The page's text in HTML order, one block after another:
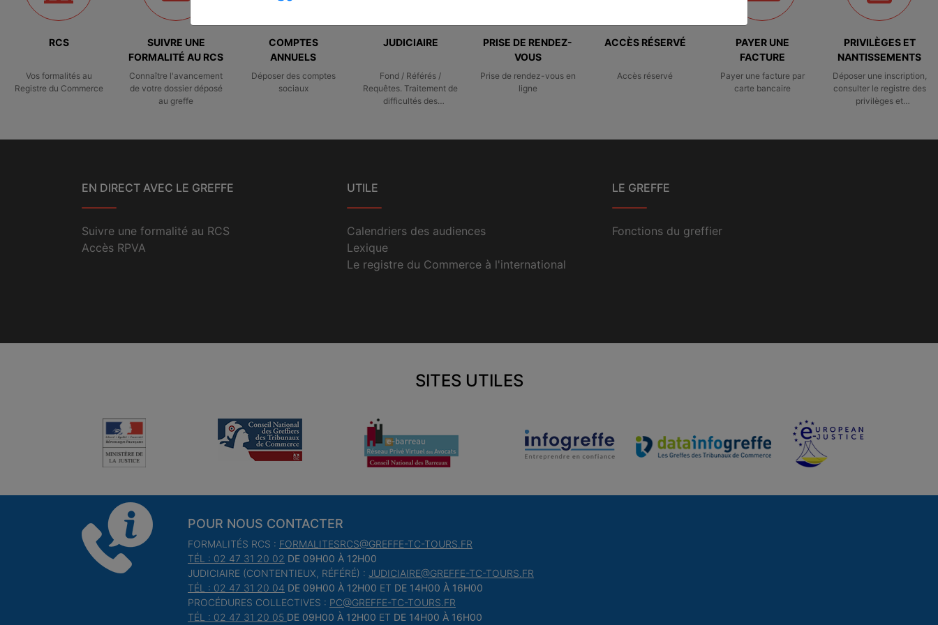
RCS
Vos formalités au
Registre du Commerce
SUIVRE UNE
FORMALITÉ AU RCS
Connaître l'avancement
de votre dossier déposé
au greffe
COMPTES
ANNUELS
Déposer des comptes
sociaux
JUDICIAIRE
Fond / Référés /
Requêtes. Traitement de
difficultés des
PRISE DE RENDEZ-
VOUS
Prise de rendez-vous en
ligne
ACCÈS RÉSERVÉ
Accès réservé
PAYER UNE
FACTURE
Payer une facture par
carte bancaire
PRIVILÈGES ET
NANTISSEMENTS
Déposer une inscription,
consulter le registre des
privilèges et
EN DIRECT AVEC LE GREFFE
Suivre une formalité au RCS
Accès RPVA
UTILE
Calendriers des audiences
Lexique
Le registre du Commerce à l'international
LE GREFFE
Fonctions du greffier
SITES UTILES
POUR NOUS CONTACTER
FORMALITÉS RCS : FORMALITESRCS@GREFFE-TC-TOURS.FR
TÉL : 02 47 31 20 02 DE 09H00 À 12H00
JUDICIAIRE (CONTENTIEUX, RÉFÉRÉ) : JUDICIAIRE@GREFFE-TC-TOURS.FR
TÉL : 02 47 31 20 04 DE 09H00 À 12H00 ET DE 14H00 À 16H00
PROCÉDURES COLLECTIVES : PC@GREFFE-TC-TOURS.FR
TÉL : 02 47 31 20 05 DE 09H00 À 12H00 ET DE 14H00 À 16H00